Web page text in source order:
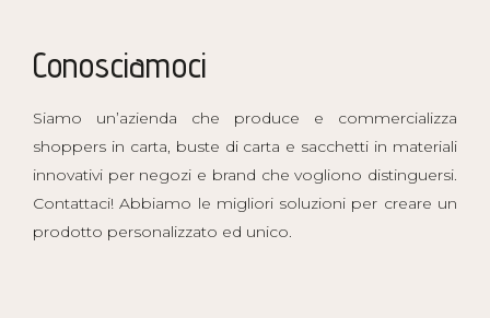
Conosciamoci
Siamo un’azienda che produce e commercializza
shoppers in carta, buste di carta e sacchetti in materiali
innovativi per negozi e brand che vogliono distinguersi.
Contattaci! Abbiamo le migliori soluzioni per creare un
prodotto personalizzato ed unico.